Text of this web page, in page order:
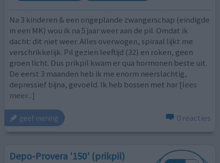
Na 3 kinderen & een ongeplande zwangerschap (eindigde
in een MK) wou ik na 5 jaar weer aan de pil. Omdat ik
dacht: dit niet weer. Alles overwogen, spiraal lijkt me
verschrikkelijk. Pil gezien leeftijd (32) en roken, geen
groen licht. Dus prikpil kwam er qua hormonen beste uit.
De eerst 3 maanden heb ik me enorm neerslachtig,
depressief bijna, gevoeld. Ik heb bossen met har [lees
meer...]
geef mening 0 reacties
Depo-Provera '150' (prikpil)